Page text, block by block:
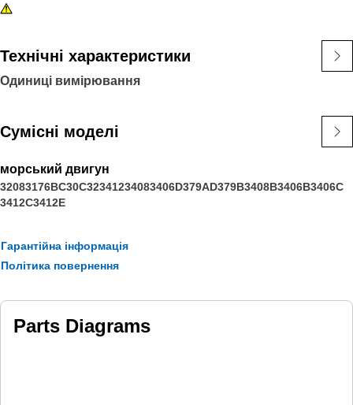
Технічні характеристики
Одиниці вимірювання
Сумісні моделі
морський двигун
32083176BC30C32341234083406D379AD379B3408B3406B3406C
3412C3412E
Гарантійна інформація
Політика повернення
Parts Diagrams